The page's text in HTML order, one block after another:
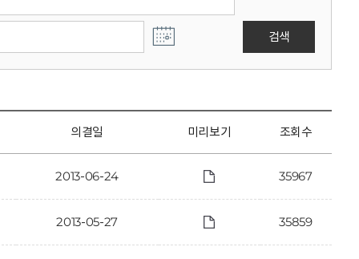
검색
의결일 미리보기 조회수
2013-06-24 35967
2013-05-27 35859